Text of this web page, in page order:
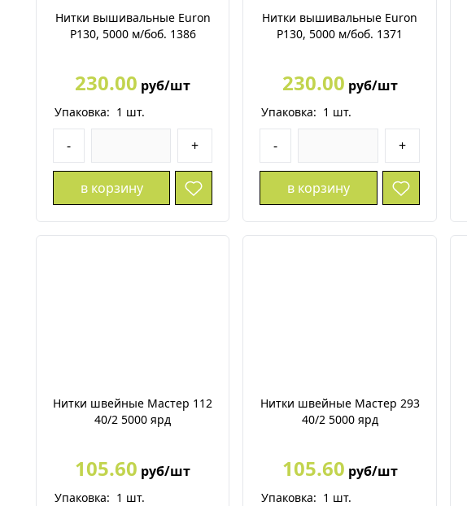
Нитки вышивальные Euron
P130, 5000 м/боб. 1386
230.00 руб/шт
Упаковка: 1 шт.
- +
в корзину
Нитки вышивальные Euron
P130, 5000 м/боб. 1371
230.00 руб/шт
Упаковка: 1 шт.
- +
в корзину
Нитки швейные Мастер 112
40/2 5000 ярд
105.60 руб/шт
Упаковка: 1 шт.
Нитки швейные Мастер 293
40/2 5000 ярд
105.60 руб/шт
Упаковка: 1 шт.